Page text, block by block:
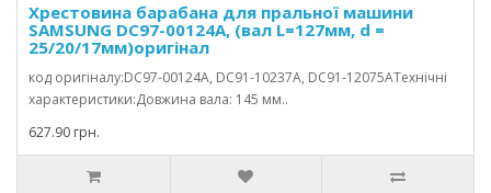
Хрестовина барабана для пральної машини
SAMSUNG DC97-00124А, (вал L=127мм, d =
25/20/17мм)оригінал
код оригіналу:DC97-00124A, DC91-10237A, DC91-12075AТехнічні
характеристики:Довжина вала: 145 мм..
627.90 грн.